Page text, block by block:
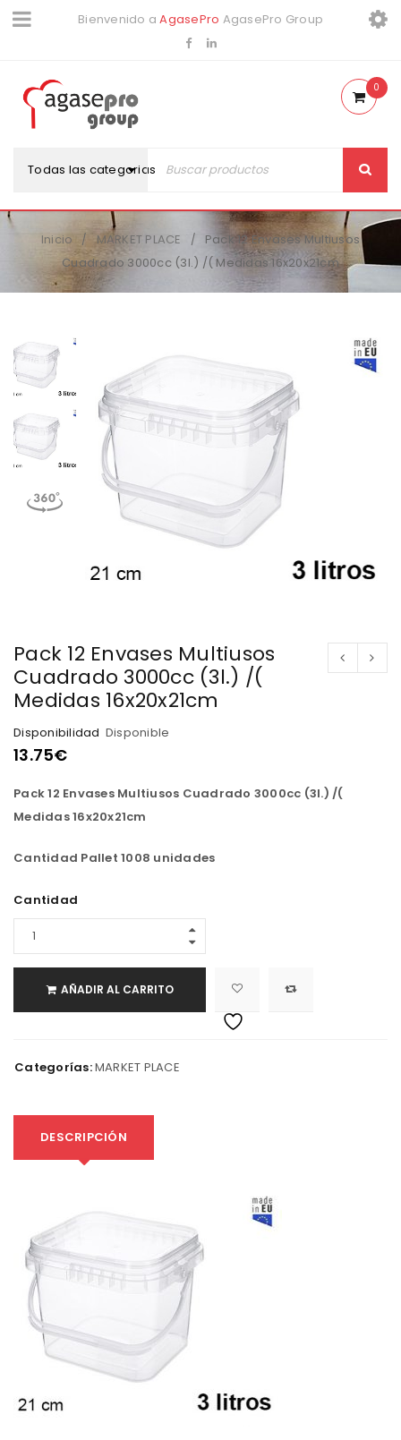
Bienvenido aAgasePro AgasePro Group
Todas las categorias
0
Inicio / MARKET PLACE /
Pack 12 Envases Multiusos
Cuadrado 3000cc (3l.) /( Medidas 16x20x21cm
Pack 12 Envases Multiusos
Cuadrado 3000cc (3l.) /(
Medidas 16x20x21cm
Disponibilidad Disponible
13.75€
Pack 12 Envases Multiusos Cuadrado 3000cc (3l.) /(
Medidas 16x20x21cm
Cantidad Pallet 1008 unidades
Cantidad
AÑADIR AL CARRITO
Categorías:MARKET PLACE
DESCRIPCIÓN
0%